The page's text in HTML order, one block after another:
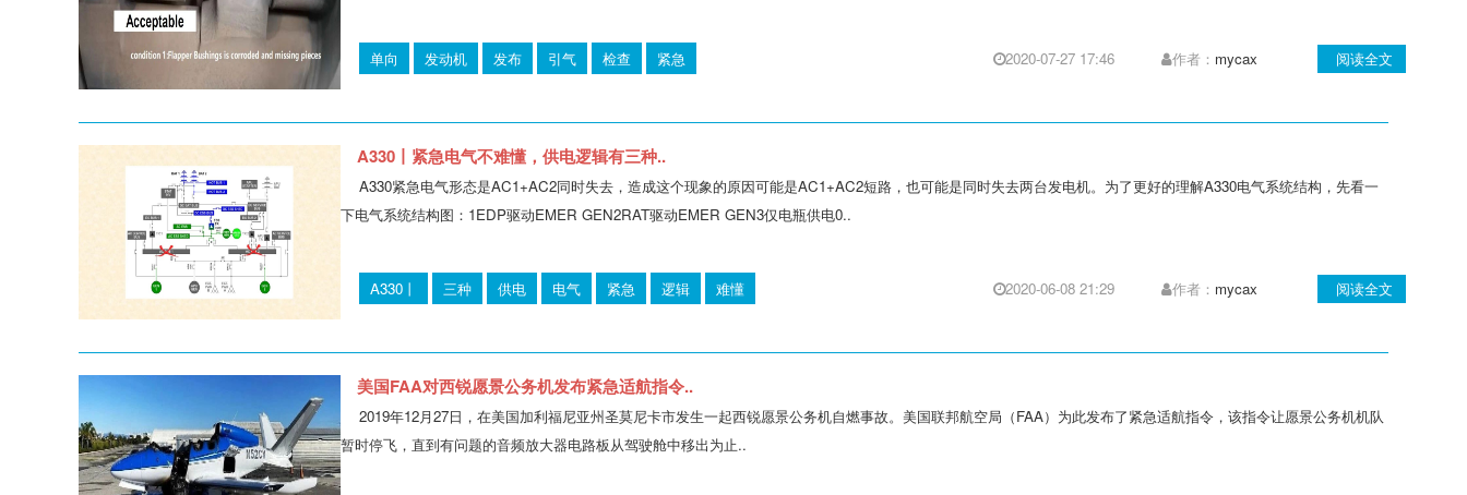
单向 发动机 发布 引气 检查 紧急 2020-07-27 17:46 作者： mycax 阅读全文
A330丨紧急电气不难懂，供电逻辑有三种..
A330紧急电气形态是AC1+AC2同时失去，造成这个现象的原因可能是AC1+AC2短路，也可能是同时失去两台发电机。为了更好的理解A330电气系统结构，先看一
下电气系统结构图：1EDP驱动EMER GEN2RAT驱动EMER GEN3仅电瓶供电0..
A330丨 三种 供电 电气 紧急 逻辑 难懂 2020-06-08 21:29 作者： mycax 阅读全文
美国FAA对西锐愿景公务机发布紧急适航指令..
2019年12月27日，在美国加利福尼亚州圣莫尼卡市发生一起西锐愿景公务机自燃事故。美国联邦航空局（FAA）为此发布了紧急适航指令，该指令让愿景公务机机队
暂时停飞，直到有问题的音频放大器电路板从驾驶舱中移出为止..